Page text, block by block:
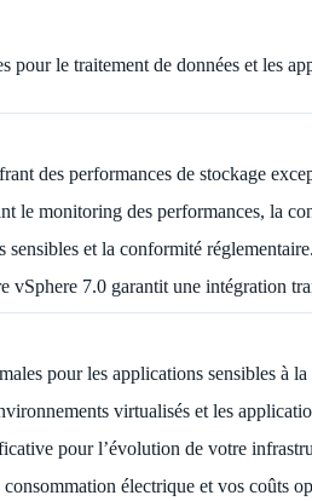
le traitement de données et les
des performances de stockage
monitoring des performances, la
et la conformité réglementaire.
7.0 garantit une intégration
pour les applications sensibles à
virtualisés et les
pour l’évolution de votre
électrique et vos coûts